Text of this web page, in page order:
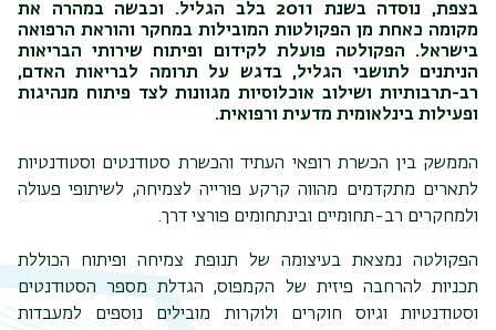
בצפת, נוסדה בשנת 2011 בלב הגליל. וכבשה במהרה את
מקומה כאחת מן הפקולטות המובילות במחקר והוראת הרפואה
בישראל. הפקולטה פועלת לקידום ופיתוח שירותי הבריאות
הניתנים לתושבי הגליל, בדגש על תרומה לבריאות האדם,
רב-תרבותיות ושילוב אוכלוסיות מגוונות לצד פיתוח מנהיגות
ופעילות בינלאומית מדעית ורפואית.
הממשק בין הכשרת רופאי העתיד והכשרת סטודנטים וסטודנטיות
לתארים מתקדמים מהווה קרקע פורייה לצמיחה, לשיתופי פעולה
ולמחקרים רב-תחומיים ובינתחומים פורצי דרך.
הפקולטה נמצאת בעיצומה של תנופת צמיחה ופיתוח הכוללת
תכניות להרחבה פיזית של הקמפוס, הגדלת מספר הסטודנטים
וסטודנטיות וגיוס חוקרים ולוקרות מובילים נוספים למעבדות